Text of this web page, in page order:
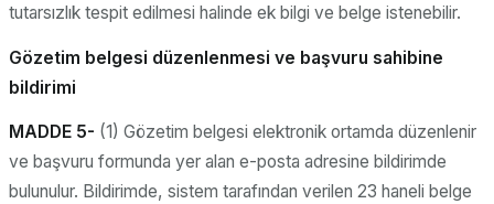
tutarsızlık tespit edilmesi halinde ek bilgi ve belge istenebilir.
Gözetim belgesi düzenlenmesi ve başvuru sahibine
bildirimi
MADDE 5- (1) Gözetim belgesi elektronik ortamda düzenlenir
ve başvuru formunda yer alan e-posta adresine bildirimde
bulunulur. Bildirimde, sistem tarafından verilen 23 haneli belge